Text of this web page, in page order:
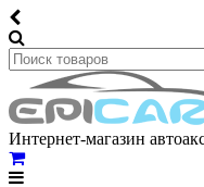
Интернет-магазин